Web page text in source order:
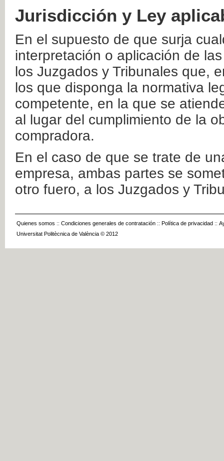
Jurisdicción y Ley
En el supuesto de que surja
interpretación o aplicación de
los Juzgados y Tribunales que,
los que disponga la normativa
competente, en la que se
al lugar del cumplimiento de la
compradora.
En el caso de que se trate de
empresa, ambas partes se
otro fuero, a los Juzgados y
Quienes somos :: Condiciones generales de contratación :: Política de privacidad ::
Universitat Politècnica de València © 2012